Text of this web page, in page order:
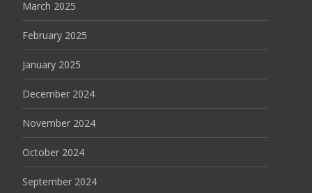
March 2025
February 2025
January 2025
December 2024
November 2024
October 2024
September 2024